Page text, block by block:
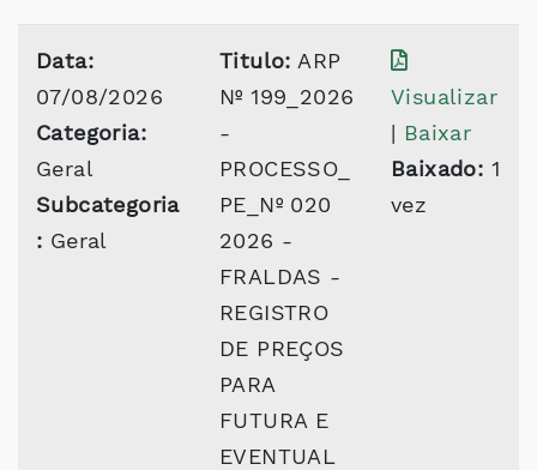
Data:
07/08/2026
Categoria:
Geral
Subcategoria
: Geral
Titulo: ARP
Nº 199_2026
-
PROCESSO_
PE_Nº 020
2026 -
FRALDAS -
REGISTRO
DE PREÇOS
PARA
FUTURA E
EVENTUAL
Visualizar
| Baixar
Baixado: 1
vez